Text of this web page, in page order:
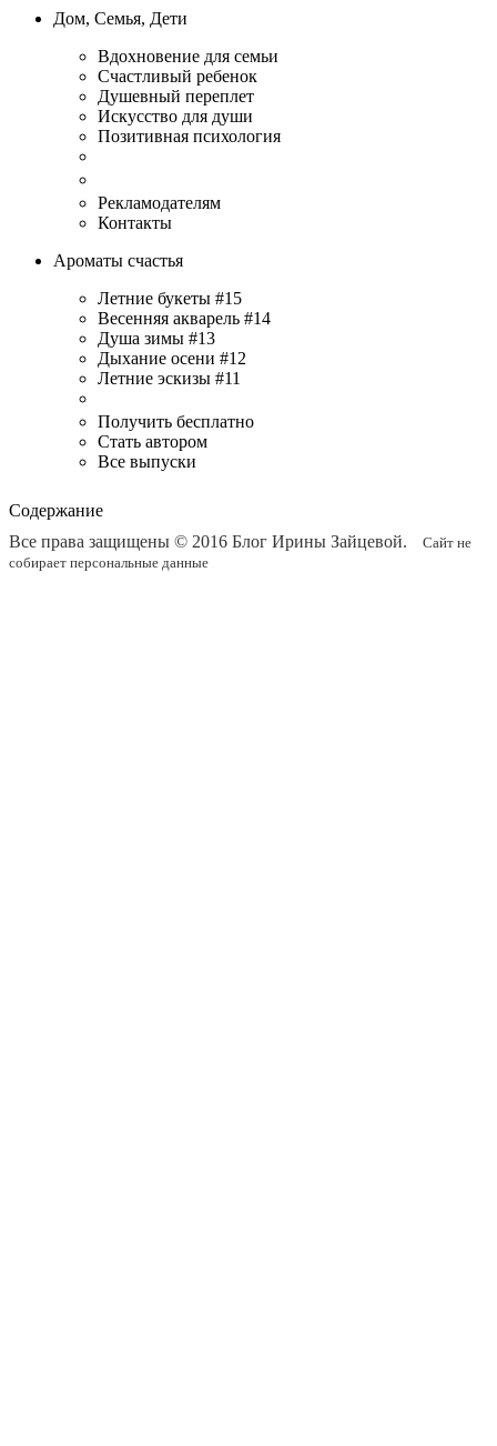
Дом, Семья, Дети
Вдохновение для семьи
Счастливый ребенок
Душевный переплет
Искусство для души
Позитивная психология
Рекламодателям
Контакты
Ароматы счастья
Летние букеты #15
Весенняя акварель #14
Душа зимы #13
Дыхание осени #12
Летние эскизы #11
Получить бесплатно
Стать автором
Все выпуски
Содержание
Все права защищены © 2016 Блог Ирины Зайцевой.
Сайт не
собирает персональные данные